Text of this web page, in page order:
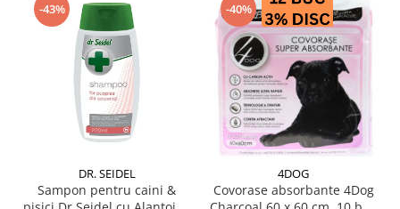
-43%
DR. SEIDEL
Sampon pentru caini &
-40%
4DOG
Covorase absorbante 4Dog